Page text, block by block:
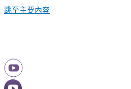
跳至主要內容